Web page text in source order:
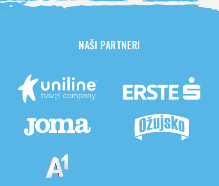
NAŠI PARTNERI